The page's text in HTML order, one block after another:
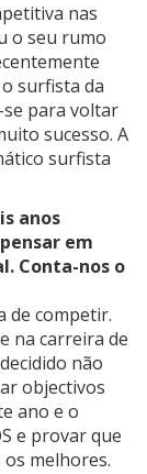
nas
o seu rumo
surfista da
para voltar
sucesso. A
surfista
anos
em
Conta-nos o
de competir.
na carreira de
não
objectivos
ano e o
e provar que
melhores.